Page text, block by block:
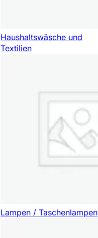
Haushaltswäsche und
Textilien
Lampen / Taschenlampen